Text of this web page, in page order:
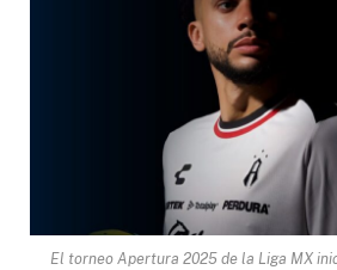
El torneo Apertura 2025 de la Liga MX